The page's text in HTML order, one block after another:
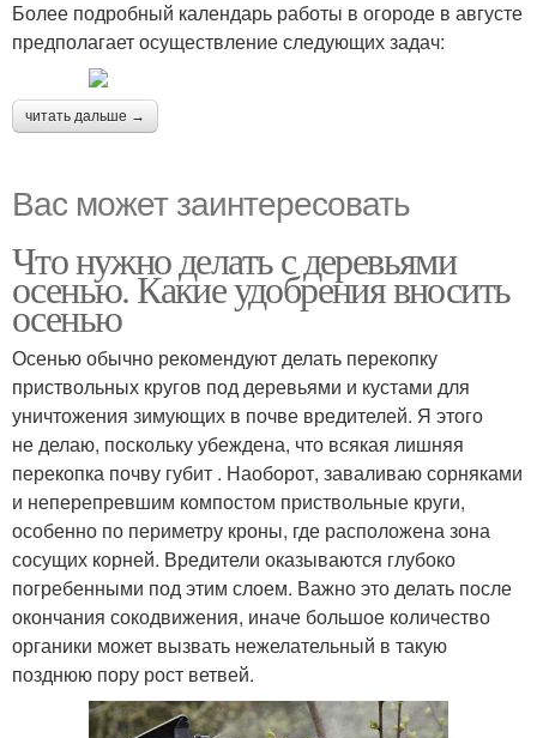
Более подробный календарь работы в огороде в августе
предполагает осуществление следующих задач:
читать дальше →
Вас может заинтересовать
Что нужно делать с деревьями
осенью. Какие удобрения вносить
осенью
Осенью обычно рекомендуют делать перекопку
приствольных кругов под деревьями и кустами для
уничтожения зимующих в почве вредителей. Я этого
не делаю, поскольку убеждена, что всякая лишняя
перекопка почву губит . Наоборот, заваливаю сорняками
и неперепревшим компостом приствольные круги,
особенно по периметру кроны, где расположена зона
сосущих корней. Вредители оказываются глубоко
погребенными под этим слоем. Важно это делать после
окончания сокодвижения, иначе большое количество
органики может вызвать нежелательный в такую
позднюю пору рост ветвей.